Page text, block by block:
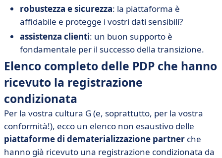
robustezza e sicurezza: la piattaforma è
affidabile e protegge i vostri dati sensibili?
assistenza clienti: un buon supporto è
fondamentale per il successo della transizione.
Elenco completo delle PDP che hanno
ricevuto la registrazione
condizionata
Per la vostra cultura G (e, soprattutto, per la vostra
conformità!), ecco un elenco non esaustivo delle
piattaforme di dematerializzazione partner che
hanno già ricevuto una registrazione condizionata da